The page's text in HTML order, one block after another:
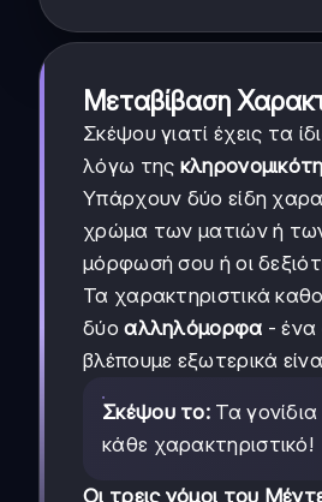
Μεταβίβαση
Σκέψου γιατί έχεις τα
λόγω της
Υπάρχουν δύο είδη
χρώμα των ματιών ή
μόρφωσή σου ή οι
Τα χαρακτηριστικά
δύοαλληλόμορφα - ένα
βλέπουμε εξωτερικά
Σκέψου το: Τα
κάθε χαρακτηριστικό!
Οι τρεις νόμοι του